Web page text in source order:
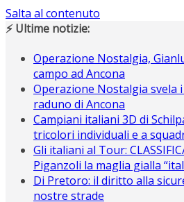
Salta al contenuto
⚡ Ultime notizie:
Operazione Nostalgia,
campo ad Ancona
Operazione Nostalgia svela
raduno di Ancona
Campiani italiani 3D di
tricolori individuali e a
Gli italiani al Tour:
Piganzoli la maglia gialla
Di Pretoro: il diritto alla
nostre strade